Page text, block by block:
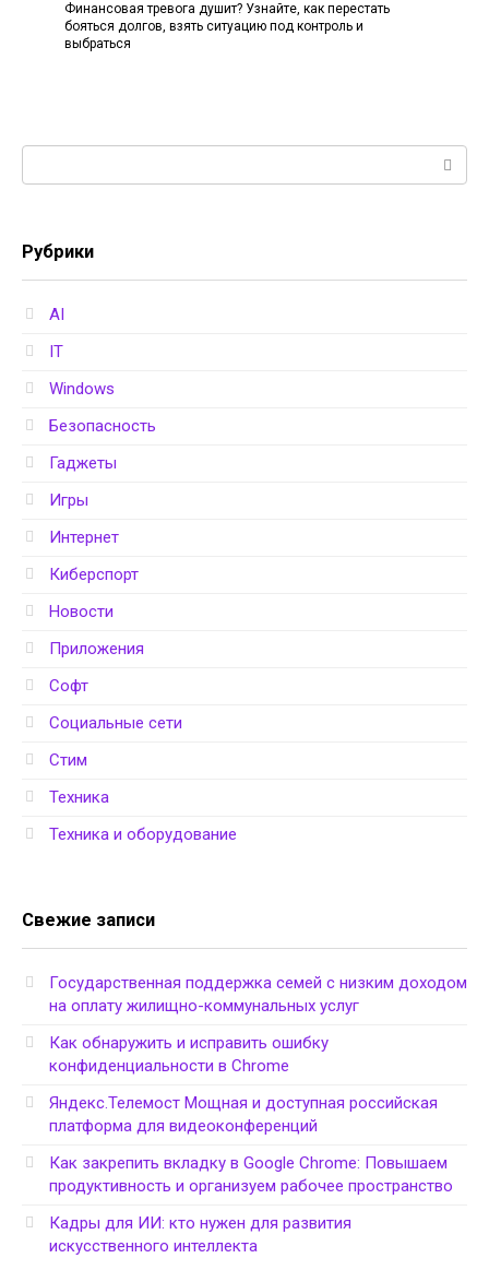
Финансовая тревога душит? Узнайте, как перестать
бояться долгов, взять ситуацию под контроль и
выбраться
Рубрики
AI
IT
Windows
Безопасность
Гаджеты
Игры
Интернет
Киберспорт
Новости
Приложения
Софт
Социальные сети
Стим
Техника
Техника и оборудование
Свежие записи
Государственная поддержка семей с низким доходом
на оплату жилищно-коммунальных услуг
Как обнаружить и исправить ошибку
конфиденциальности в Chrome
Яндекс.Телемост Мощная и доступная российская
платформа для видеоконференций
Как закрепить вкладку в Google Chrome: Повышаем
продуктивность и организуем рабочее пространство
Кадры для ИИ: кто нужен для развития
искусственного интеллекта